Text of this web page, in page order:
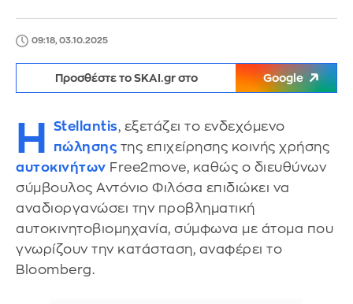
09:18, 03.10.2025
Προσθέστε το SKAI.gr στο Google
Η Stellantis, εξετάζει το ενδεχόμενο
πώλησης της επιχείρησης κοινής χρήσης
αυτοκινήτων Free2move, καθώς ο διευθύνων
σύμβουλος Αντόνιο Φιλόσα επιδιώκει να
αναδιοργανώσει την προβληματική
αυτοκινητοβιομηχανία, σύμφωνα με άτομα που
γνωρίζουν την κατάσταση, αναφέρει το
Bloomberg.